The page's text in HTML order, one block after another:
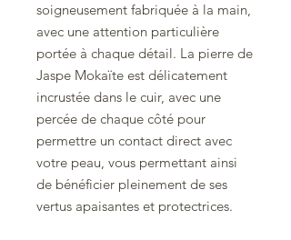
soigneusement fabriquée à la main,
avec une attention particulière
portée à chaque détail. La pierre de
Jaspe Mokaïte est délicatement
incrustée dans le cuir, avec une
percée de chaque côté pour
permettre un contact direct avec
votre peau, vous permettant ainsi
de bénéficier pleinement de ses
vertus apaisantes et protectrices.